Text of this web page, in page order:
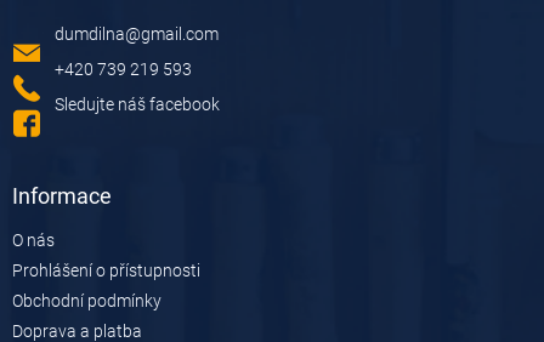
dumdilna@gmail.com
+420 739 219 593
Sledujte náš facebook
Informace
O nás
Prohlášení o přístupnosti
Obchodní podmínky
Doprava a platba